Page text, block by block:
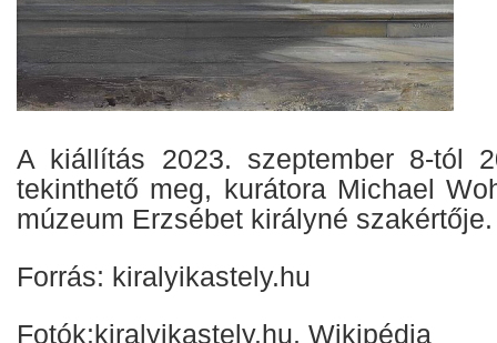
A kiállítás 2023. szeptember 8-tól
tekinthető meg, kurátora Michael
múzeum Erzsébet királyné szakértője.
Forrás: kiralyikastely.hu
Fotók:kiralyikastely.hu, Wikipédia